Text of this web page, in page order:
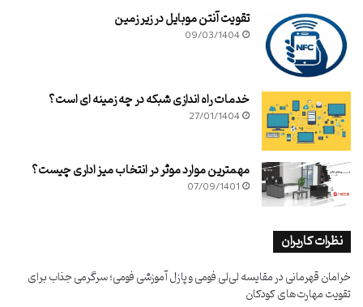
تقویت آنتن موبایل در زیر زمین
09/03/1404
خدمات راه اندازی شبکه در چه زمینه ای است؟
27/01/1404
مهمترین موارد موثر در انتخاب میز اداری چیست؟
07/09/1401
نظرات کاربران
خرامان قهرمانیدرمقایسه لی‌لی فومی و پازل آموزشی فومی؛ سرگرمی جذاب برای
تقویت مهارت‌های کودکان